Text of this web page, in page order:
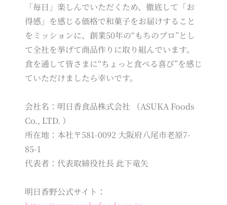
「毎日」楽しんでいただくため、徹底して「お
得感」を感じる価格で和菓子をお届けすること
をミッションに、創業50年の“もちのプロ”とし
て全社を挙げて商品作りに取り組んでいます。
食を通して皆さまに“ちょっと食べる喜び”を感じ
ていただけましたら幸いです。
会社名：明日香食品株式会社 （ASUKA Foods
Co., LTD. ）
所在地：本社〒581-0092 大阪府八尾市老原7-
85-1
代表者：代表取締役社長 此下竜矢
明日香野公式サイト：